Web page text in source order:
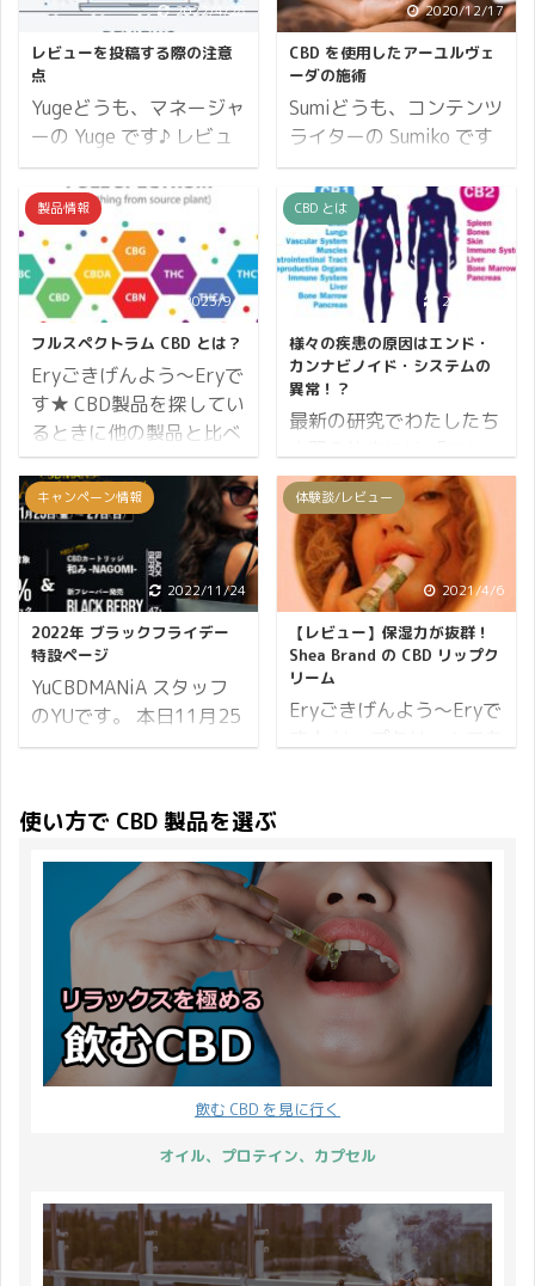
2022/4/28
レビューを投稿する際の注意
点
Yugeどうも、マネージャ
ーの Yuge です♪ レビュ
ー投稿についてのお問い
合わせをよくいただきま
す。 恐らくウェブサイト
に記載がないからでしょ
う。 大変申し訳ございま
せん。 本記事でレビュー
投稿の際の注意事項をま
とめたので参考にしてみ
てください。 レビューを
投稿するのにご注意いた
だきたいのが下記の2点
です。 ログインした状態
で入力する 150文字以上
のご入力が対象 大事なこ
となのでひとつずつ説明
します。 ログインした状
態で入力する レビューの
投稿は必ずログインした
状態で投稿してくださ
い。 ログインして ...
2020/12/17
CBD を使用したアーユルヴェ
ーダの施術
Sumiどうも、コンテンツ
ライターの Sumiko です
♪ 先日「アーユルヴェー
ダ・カンナビノイドセラ
ピスト講座」にオンライ
ンで参加しました。 その
中でバスティ体験とセル
フケア方法として実技の
講座があったのです。 今
回は CBD を使用したア
ーユルヴェーダの施術に
ついてお伝えします。 ま
ずはアーユルヴェーダの
五大元素から見ていきま
しょう。 アーユルヴェー
ダの五大元素 アーユルヴ
ェーダの基本理念として
とても面白いなと思った
のが、人間と地球を同じ
要素で構成されているも
のと考えること。 空＝空
間エネルギー 風＝ ...
製品情報
2023/9/6
フルスペクトラム CBD とは？
Eryごきげんよう～Eryで
す★ CBD製品を探してい
るときに他の製品と比べ
て少し高いものを見かけ
ることはないですか？ 例
えば30mlに1000mgの
CBDが含まれた製品が
9,800円に対し、10mlで
1000mgよりも少ない
CBDの含有量でも同じ価
格のものがあったりしま
す。 この価格差は一体ど
ういうことなのでしょう
か？ 少し割高に感じる製
と、フルスペクトラムの
文字を発見できることが
あります。 そう、同じ
CBD製品でも含まれてい
る成分が違うと、それぞ
れに合った金額で販売さ
れているので ...
CBD とは
2021/2/9
様々の疾患の原因はエンド・
カンナビノイド・システムの
異常！？
最新の研究でわたしたち
ド・カンナビノイド・シ
ステム」という情報伝達
システムがあることがわ
かっており、このエン
ド・カンナビノイド・シ
ステムの不調が様々な疾
患の原因と言われていま
す。 この記事では「エン
ド・カンナビノイド・シ
ビノイド・システム発見
の経緯 1964年、イスラ
エルのラファエル・メコ
ーラム博士らによって、
ヘンプ成分からカンナビ
ノイドの分離がされ、
1988年にカンナビノ ...
キャンペーン情報
2022/11/24
2022年 ブラックフライデー
特設ページ
YuCBDMANiA スタッフ
のYUです。 本日11月25
日開催！ブラックフライ
ーセールは本日2022年
11月25日（金）から3日
間限定です！ イベント情
報はこちらでご確認くだ
さい。 ブラックフライデ
ーとは アメリカの祝日で
ある感謝祭（11月の第4
木曜日）の翌日金曜日の
こと。アメリカの小売業
界で最大規模のセールと
なり、年末商戦の幕開け
を告げるイベント。多く
をしかけ、黒字になると
いう解釈からブラックフ
ライデー（Black
体験談/レビュー
2021/4/6
【レビュー】保湿力が抜群！
Shea Brand の CBD リップク
リーム
Eryごきげんよう～Eryで
した。 こんな商品待って
いました!!っと、思わず
口にしたくなる製品で
す。 Shea Brandの製品は
どれもデザインがおしゃ
れでワクワクします！ そ
れでは、CBDリップにつ
いてレビューしていきま
しょう。 まずは、実際に
介です↓ Shea Brand CBD
リップクリームの使用感
鮮やかな緑色と可愛らし
い印象を与える白色、そ
使い方で CBD 製品を選ぶ
飲む CBD を見に行く
オイル、プロテイン、カプセル